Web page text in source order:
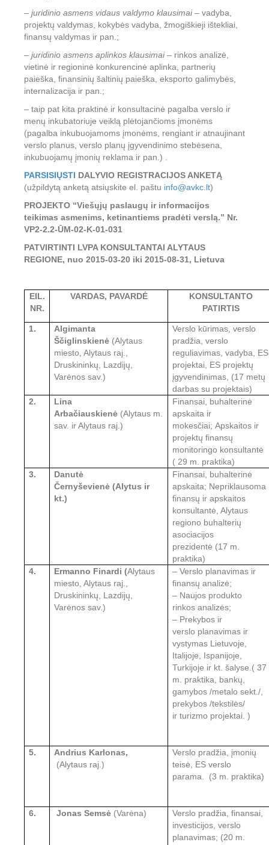
– juridinio asmens vidaus valdymo klausimai– vadyba,
projektų valdymas, kokybės vadyba, žmogiškieji ištekliai,
finansų valdymas ir pan.;
– juridinio asmens aplinkos klausimai– rinkos analizė,
vietinė ir regioninė konkurencinė aplinka, partnerių
paieška, finansinių šaltinių paieška, eksporto galimybės,
internalizacija ir pan.;
– taip pat kita praktinė ir konsultacinė pagalba verslo ir
menų inkubatoriuje veiklą plėtojančioms įmonėms
(pagalba inkubuojamoms įmonėms, rengiant ir atnaujinant
verslo planus, verslo planų įgyvendinimo stebėsena,
inkubuojamų įmonių reklama ir pan.) .
PARSISIŲSTI DALYVIO REGISTRACIJOS ANKETĄ
(užpildytą anketą atsiųskite el. paštu info@avkc.lt)
PROJEKTO “Viešųjų paslaugų ir informacijos
teikimas asmenims, ketinantiems pradėti verslą.” Nr.
VP2-2.2-ŪM-02-K-01-031
PATVIRTINTI LVPA KONSULTANTAI ALYTAUS
REGIONE, nuo 2015-03-20 iki 2015-08-31, Lietuva
EIL.
NR.
VARDAS, PAVARDĖ
KONSULTANTO
PATIRTIS
1.
Algimanta
Ščiglinskienė (Alytaus
miesto, Alytaus raj.,
Druskininkų, Lazdijų,
Varėnos sav.)
Verslo kūrimas, verslo
pradžia, verslo
reguliavimas, vadyba,
ES
projektai, ES projektų
įgyvendinimas, (17 metų
darbas su projektais)
2.
Lina
Arbačiauskienė (Alytaus m.
sav. ir Alytaus raj.)
Finansai, buhalterinė
apskaita ir
mokesčiai; Apskaitos ir
projektų finansų
monitoringo konsultantė
( 29 m. praktika)
3.
Danutė
Černyševienė (Alytus ir
kt.)
Finansai, buhalterinė
apskaita; Nepriklausoma
finansų ir apskaitos
konsultantė, Alytaus
regiono buhalterių
asociacijos
prezidentė (17 m.
praktika)
4.
Ermanno Finardi (Alytaus
miesto, Alytaus raj.,
Druskininkų, Lazdijų,
Varėnos sav.)
– Verslo planavimas ir
finansų analizė;
– Naujos produkto
rinkos analizės;
– Prekybos ir
verslo planavimas ir
vystymas Lietuvoje,
Italijoje, Ispanijoje,
Turkijoje ir kt. šalyse.( 37
m. praktika, bankų,
gamybos /metalo sekt./,
prekybos /tekstilės/
ir turizmo projektai. )
5.
Andrius Karlonas,
(Alytaus raj.)
Verslo pradžia, įmonių
teisė, ES verslo
parama.
(3 m. praktika)
6. Jonas Semsė (Varėna)
Verslo pradžia, finansai,
investicijos, verslo
planavimas; (20 m.